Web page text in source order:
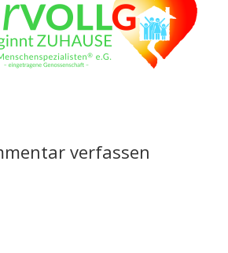
verfassen